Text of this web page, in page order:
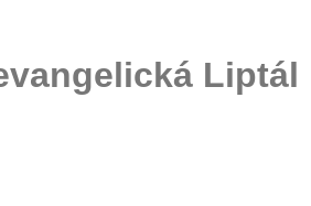
Liptál